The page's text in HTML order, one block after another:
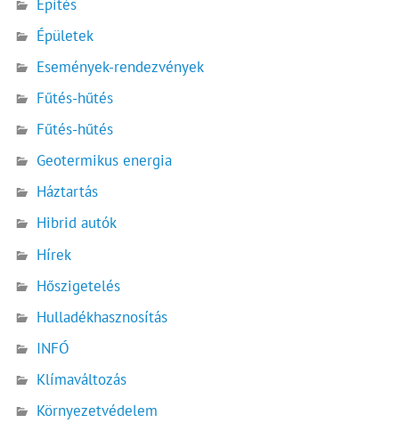
Építés
Épületek
Események-rendezvények
Fűtés-hűtés
Fűtés-hűtés
Geotermikus energia
Háztartás
Hibrid autók
Hírek
Hőszigetelés
Hulladékhasznosítás
INFÓ
Klímaváltozás
Környezetvédelem